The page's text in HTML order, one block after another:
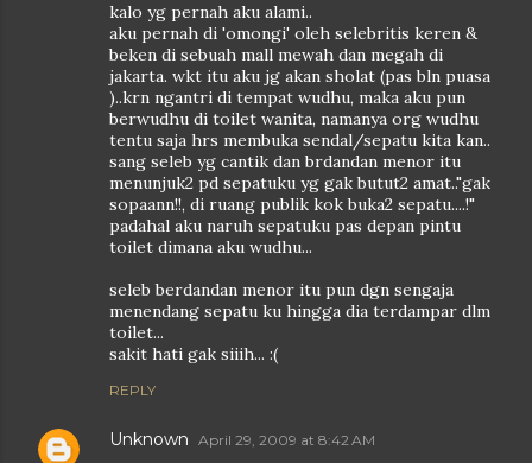
kalo yg pernah aku alami..
aku pernah di 'omongi' oleh selebritis keren &
beken di sebuah mall mewah dan megah di
jakarta. wkt itu aku jg akan sholat (pas bln puasa
)..krn ngantri di tempat wudhu, maka aku pun
berwudhu di toilet wanita, namanya org wudhu
tentu saja hrs membuka sendal/sepatu kita kan..
sang seleb yg cantik dan brdandan menor itu
menunjuk2 pd sepatuku yg gak butut2 amat.."gak
sopaann!!, di ruang publik kok buka2 sepatu....!"
padahal aku naruh sepatuku pas depan pintu
toilet dimana aku wudhu...
seleb berdandan menor itu pun dgn sengaja
menendang sepatu ku hingga dia terdampar dlm
toilet...
sakit hati gak siiih... :(
REPLY
Unknown April 29, 2009 at 8:42 AM